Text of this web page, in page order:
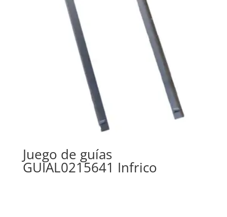
Juego de guías
GUIAL0215641 Infrico